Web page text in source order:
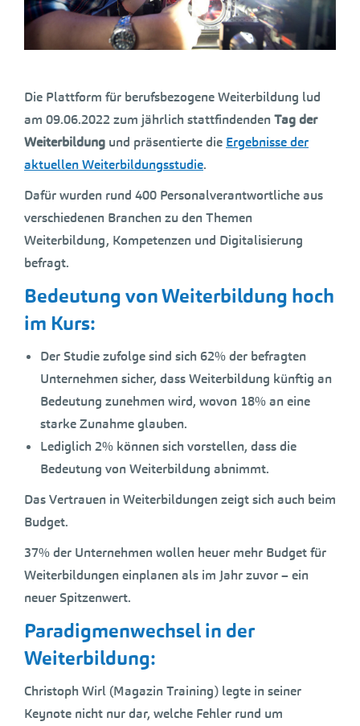
Die Plattform für berufsbezogene Weiterbildung lud
am 09.06.2022 zum jährlich stattfindenden Tag der
Weiterbildung und präsentierte die Ergebnisse der
aktuellen Weiterbildungsstudie.
Dafür wurden rund 400 Personalverantwortliche aus
verschiedenen Branchen zu den Themen
Weiterbildung, Kompetenzen und Digitalisierung
befragt.
Bedeutung von Weiterbildung hoch
im Kurs:
Der Studie zufolge sind sich 62% der befragten
Unternehmen sicher, dass Weiterbildung künftig an
Bedeutung zunehmen wird, wovon 18% an eine
starke Zunahme glauben.
Lediglich 2% können sich vorstellen, dass die
Bedeutung von Weiterbildung abnimmt.
Das Vertrauen in Weiterbildungen zeigt sich auch beim
Budget.
37% der Unternehmen wollen heuer mehr Budget für
Weiterbildungen einplanen als im Jahr zuvor – ein
neuer Spitzenwert.
Paradigmenwechsel in der
Weiterbildung:
Christoph Wirl (Magazin Training) legte in seiner
Keynote nicht nur dar, welche Fehler rund um